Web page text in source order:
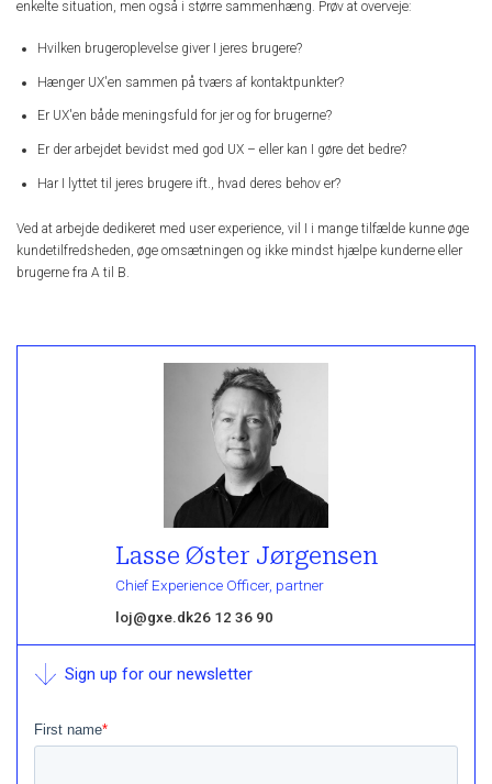
enkelte situation, men også i større sammenhæng. Prøv at overveje:
Hvilken brugeroplevelse giver I jeres brugere?
Hænger UX'en sammen på tværs af kontaktpunkter?
Er UX'en både meningsfuld for jer og for brugerne?
Er der arbejdet bevidst med god UX – eller kan I gøre det bedre?
Har I lyttet til jeres brugere ift., hvad deres behov er?
Ved at arbejde dedikeret med user experience, vil I i mange tilfælde kunne øge
kundetilfredsheden, øge omsætningen og ikke mindst hjælpe kunderne eller
brugerne fra A til B.
Lasse Øster Jørgensen
Chief Experience Officer, partner
loj@gxe.dk26 12 36 90
Sign up for our newsletter